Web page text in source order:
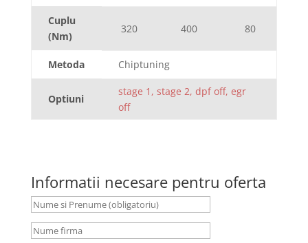
Cuplu
(Nm)
320 400 80
Metoda Chiptuning
Optiuni
stage 1, stage 2, dpf off, egr
off
Informatii necesare pentru oferta